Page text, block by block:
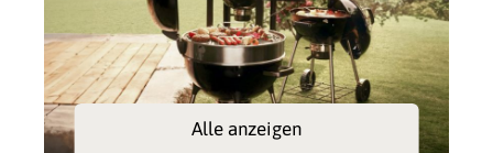
Alle anzeigen